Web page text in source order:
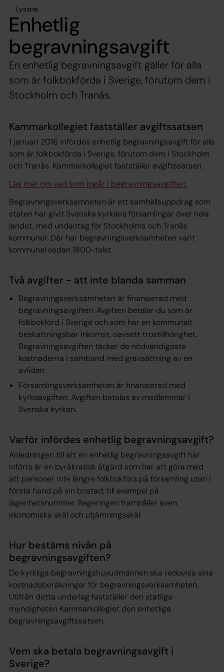
Lyssna
Enhetlig
begravningsavgift
En enhetlig begravningsavgift gäller för alla
som är folkbokförda i Sverige, förutom dem i
Stockholm och Tranås.
Kammarkollegiet fastställer avgiftssatsen
1 januari 2016 infördes enhetlig begravningsavgift för alla
som är folkbokförda i Sverige, förutom dem i Stockholm
och Tranås. Kammarkollegiet fastställer avgiftssatsen.
Läs mer om vad som ingår i begravningsavgiften.
Begravningsverksamheten är ett samhällsuppdrag som
staten har givit Svenska kyrkans församlingar över hela
landet, med undantag för Stockholms och Tranås
kommuner. Där har begravningsverksamheten varit
kommunal sedan 1800-talet.
Två avgifter - att inte blanda samman
Begravningsverksamheten är finansierad med
begravningsavgiften. Avgiften betalar du som är
folkbokförd i Sverige och som har en kommunalt
beskattningsbar inkomst, oavsett trostillhörighet.
Begravningsavgiften täcker de nödvändigaste
kostnaderna i samband med gravsättning av en
avliden.
Församlingsverksamheten är finansierad med
kyrkoavgiften. Avgiften betalas av medlemmar i
Svenska kyrkan.
Varför infördes enhetlig begravningsavgift?
Anledningen till att en enhetlig begravningsavgift har
införts är en byråkratisk åtgärd som har att göra med
att personer inte längre folkbokförs på församling utan i
första hand på sin bostad, till exempel på
lägenhetsnummer. Regeringen framhåller även
ekonomiska skäl och utjämningsskäl.
Hur bestäms nivån på
begravningsavgiften?
De kyrkliga begravningshuvudmännen ska redovisa sina
kostnadsberäkningar för begravningsverksamheten.
Utifrån detta underlag fastställer den statliga
myndigheten Kammarkollegiet den enhetliga
begravningsavgiftssatsen.
Vem ska betala begravningsavgift i
Sverige?